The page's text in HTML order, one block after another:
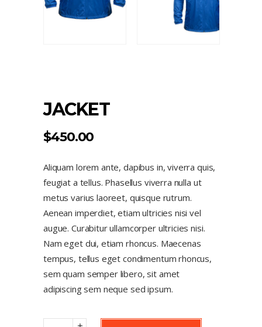
JACKET
$450.00
Aliquam lorem ante, dapibus in, viverra quis,
feugiat a tellus. Phasellus viverra nulla ut
metus varius laoreet, quisque rutrum.
Aenean imperdiet, etiam ultricies nisi vel
augue. Curabitur ullamcorper ultricies nisi.
Nam eget dui, etiam rhoncus. Maecenas
tempus, tellus eget condimentum rhoncus,
sem quam semper libero, sit amet
adipiscing sem neque sed ipsum.